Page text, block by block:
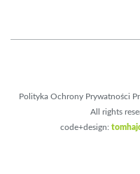
Polityka Ochrony Prywatności
All rights
code+design: